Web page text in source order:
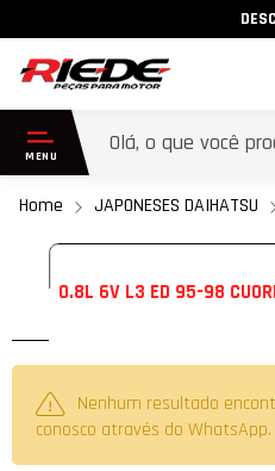
Home JAPONESES DAIHATSU
0.8L 6V L3 ED 95-98
Nenhum resultado
conosco através do WhatsApp.